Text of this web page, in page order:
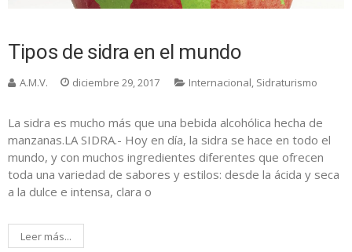
Tipos de sidra en el mundo
A.M.V. diciembre 29, 2017 Internacional, Sidraturismo
La sidra es mucho más que una bebida alcohólica hecha de
manzanas.LA SIDRA.- Hoy en día, la sidra se hace en todo el
mundo, y con muchos ingredientes diferentes que ofrecen
toda una variedad de sabores y estilos: desde la ácida y seca
a la dulce e intensa, clara o
Leer más...